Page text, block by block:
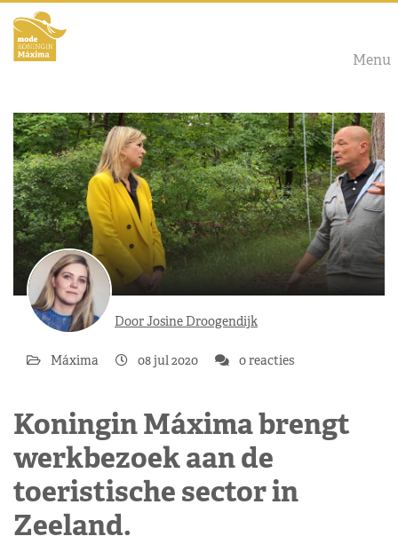
Menu
Door Josine Droogendijk
Máxima 08 jul 2020 0 reacties
Koningin Máxima brengt
werkbezoek aan de
toeristische sector in
Zeeland.